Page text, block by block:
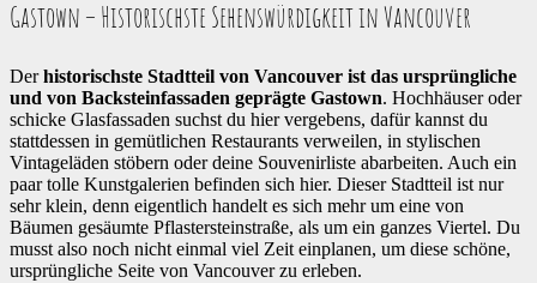
Gastown – Historischste Sehenswürdigkeit in Vancouver
Derhistorischste Stadtteil von Vancouver ist das ursprüngliche
und von Backsteinfassaden geprägte Gastown. Hochhäuser oder
schicke Glasfassaden suchst du hier vergebens, dafür kannst du
stattdessen in gemütlichen Restaurants verweilen, in stylischen
Vintageläden stöbern oder deine Souvenirliste abarbeiten. Auch ein
paar tolle Kunstgalerien befinden sich hier. Dieser Stadtteil ist nur
sehr klein, denn eigentlich handelt es sich mehr um eine von
Bäumen gesäumte Pflastersteinstraße, als um ein ganzes Viertel. Du
musst also noch nicht einmal viel Zeit einplanen, um diese schöne,
ursprüngliche Seite von Vancouver zu erleben.